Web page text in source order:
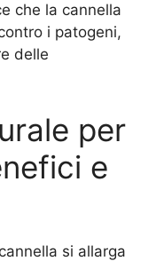
che la cannella
i patogeni,
delle
per
e
si allarga